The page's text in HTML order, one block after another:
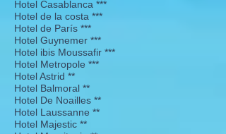
Hotel Casablanca ***
Hotel de la costa ***
Hotel de París ***
Hotel Guynemer ***
Hotel ibis Moussafir ***
Hotel Metropole ***
Hotel Astrid **
Hotel Balmoral **
Hotel De Noailles **
Hotel Laussanne **
Hotel Majestic **